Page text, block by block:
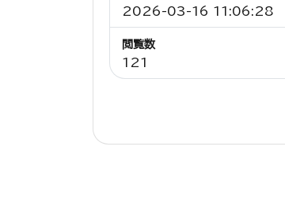
2026-03-16 11:06:28
閲覧数
121